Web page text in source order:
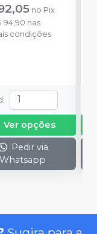
no Pix
94,90 nas
condições
:
Ver opções
Pedir via
Whatsapp